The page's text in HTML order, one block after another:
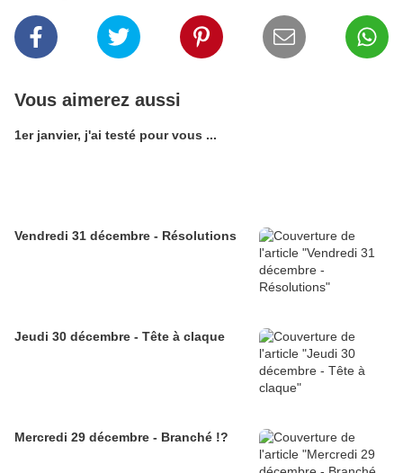
Vous aimerez aussi
1er janvier, j'ai testé pour vous ...
Vendredi 31 décembre - Résolutions
Jeudi 30 décembre - Tête à claque
Mercredi 29 décembre - Branché !?